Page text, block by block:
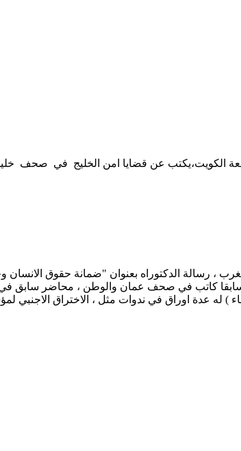
الكويت،يكتب عن قضايا امن الخليج في صحف
، رسالة الدكتوراه بعنوان "ضمانة حقوق الانسان
كاتب في صحف عمان والوطن ، محاضر سابق في
عدة اوراق في ندوات مثل ، الاختراق الاجنبي